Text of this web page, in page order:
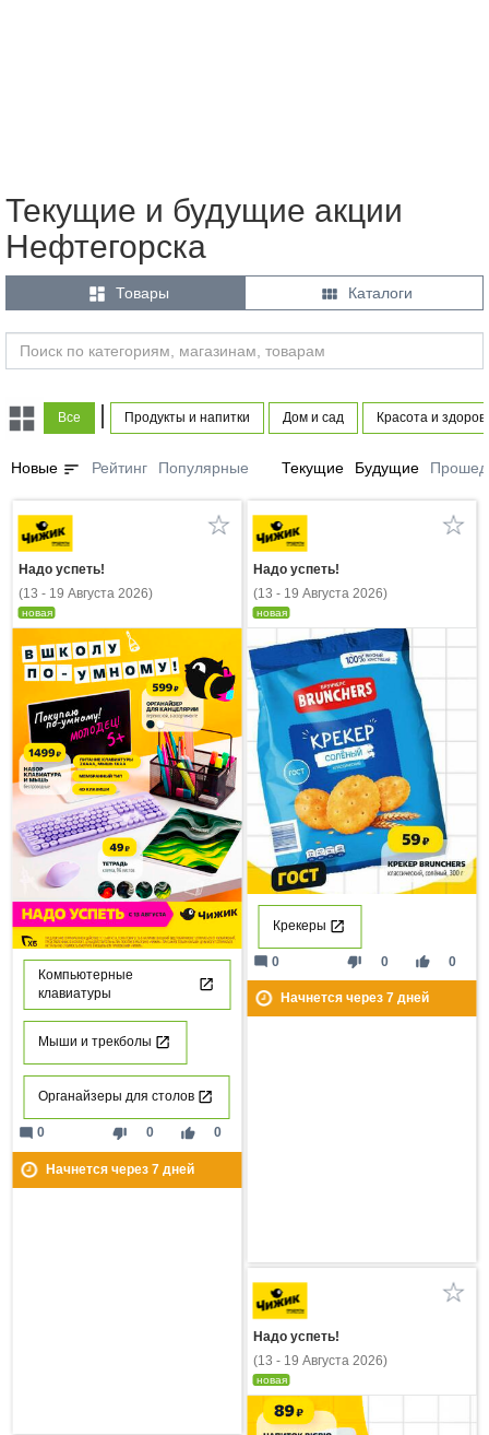
Текущие и будущие акции
Нефтегорска
 Товары  Каталоги
Все Продукты и напитки Дом и сад Красота и
Новые sort Рейтинг Популярные Текущие Будущие
Надо успеть!
(13 - 19 Августа 2026)
новая
Компьютерные
клавиатуры
Мыши и трекболы
Органайзеры для столов
thumb_down 0 thumb_up 0
mode_comment 0
Начнется через 7дней
Надо успеть!
(13 - 19 Августа 2026)
новая
Крекеры
thumb_down 0 thumb_up 0
mode_comment 0
Начнется через 7дней
Надо успеть!
(13 - 19 Августа 2026)
новая